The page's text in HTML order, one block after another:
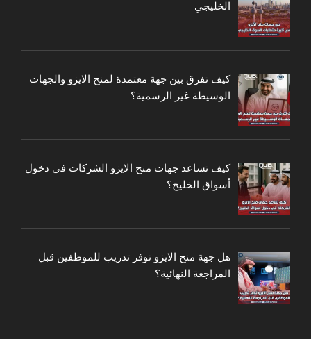
الخليجي
كيف تفرق بين جهة معتمدة لمنح الايزو والجهات
الوسيطة غير الرسمية؟
كيف تساعد جهات منح الايزو الشركات في دخول
أسواق الخليج؟
هل جهة منح الايزو توفر تدريب للموظفين قبل
المراجعة النهائية؟